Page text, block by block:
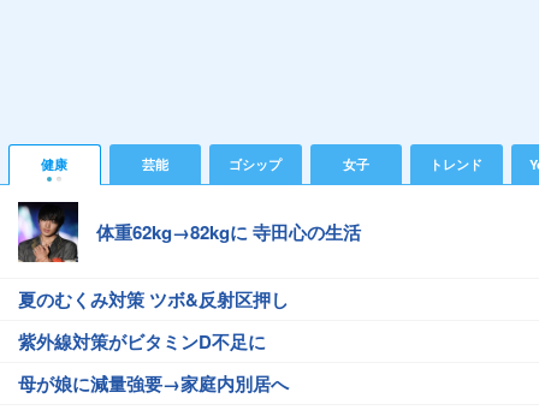
健康 芸能 ゴシップ 女子 トレンド
体重62kg→82kgに 寺田心の生活
夏のむくみ対策 ツボ&反射区押し
紫外線対策がビタミンD不足に
母が娘に減量強要→家庭内別居へ